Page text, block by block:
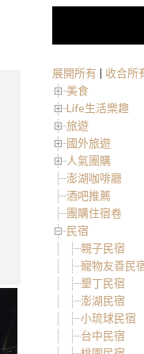
展開所有 | 收合所
美食
Life生活樂趣
旅遊
國外旅遊
人氣團購
澎湖咖啡廳
酒吧推薦
團購住宿卷
民宿
親子民宿
寵物友善民
墾丁民宿
澎湖民宿
小琉球民宿
台中民宿